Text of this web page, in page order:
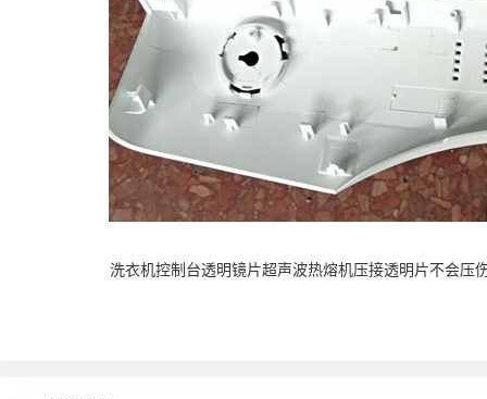
洗衣机控制台透明镜片超声波热熔机压接透明片不会